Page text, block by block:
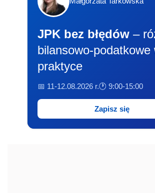
JPK bez błędów –
bilansowo-podatkowe
praktyce
📅 11-12.08.2026 r.🕐 9:00-15:00
Zapisz się